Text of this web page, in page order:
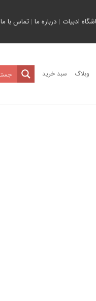
ادبیات | درباره ما |تماس با ما
وبلاگ سبد خرید